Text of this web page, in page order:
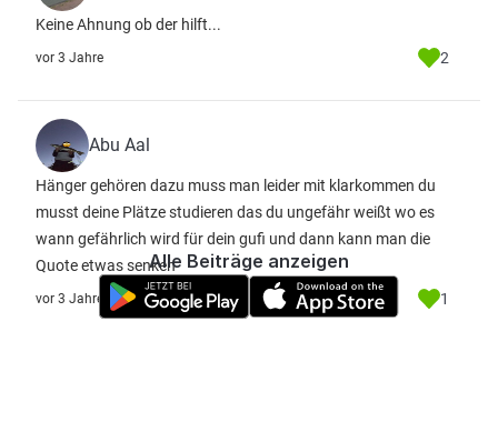
Keine Ahnung ob der hilft...
vor 3 Jahre 2
Abu Aal
Hänger gehören dazu muss man leider mit klarkommen du
musst deine Plätze studieren das du ungefähr weißt wo es
wann gefährlich wird für dein gufi und dann kann man die
Quote etwas senken
vor 3 Jahre 1
Alle Beiträge anzeigen